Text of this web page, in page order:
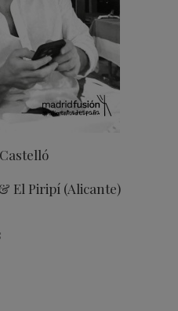
El Piripí (Alicante)